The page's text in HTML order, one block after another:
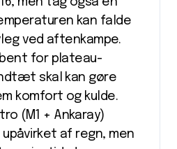
kan falde
ved aftenkampe.
for plateau-
skal kan gøre
komfort og kulde.
(M1 + Ankaray)
af regn, men